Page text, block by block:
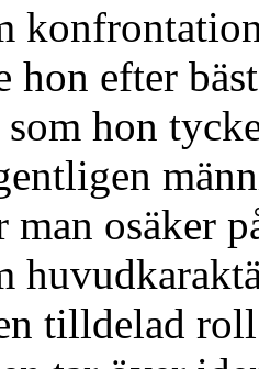
hon efter
hon
man osäker
tilldelad